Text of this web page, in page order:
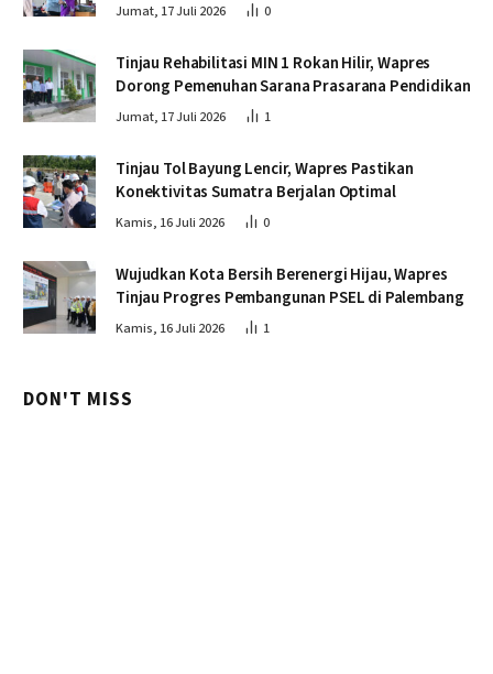
Jumat, 17 Juli 2026 0
Tinjau Rehabilitasi MIN 1 Rokan Hilir, Wapres
Dorong Pemenuhan Sarana Prasarana Pendidikan
Jumat, 17 Juli 2026 1
Tinjau Tol Bayung Lencir, Wapres Pastikan
Konektivitas Sumatra Berjalan Optimal
Kamis, 16 Juli 2026 0
Wujudkan Kota Bersih Berenergi Hijau, Wapres
Tinjau Progres Pembangunan PSEL di Palembang
Kamis, 16 Juli 2026 1
DON'T MISS